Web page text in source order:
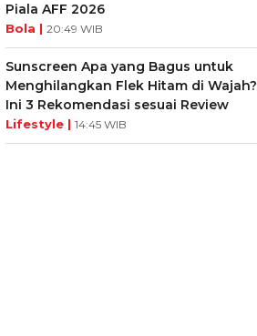
Piala AFF 2026
Bola | 20:49 WIB
Sunscreen Apa yang Bagus untuk
Menghilangkan Flek Hitam di Wajah?
Ini 3 Rekomendasi sesuai Review
Lifestyle | 14:45 WIB